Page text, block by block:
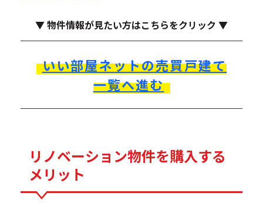
▼ 物件情報が見たい方はこちらをクリック ▼
いい部屋ネットの売買戸建て
一覧へ進む
リノベーション物件を購入する
メリット